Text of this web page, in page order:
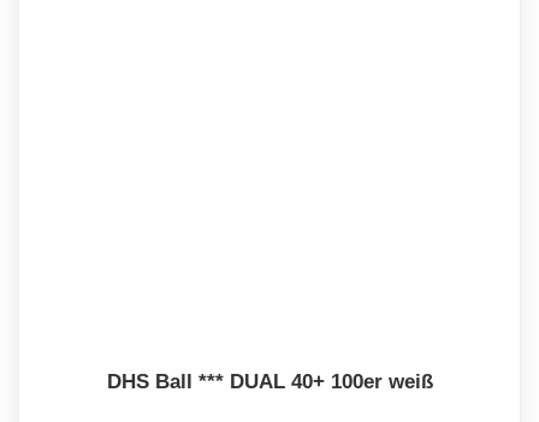
DHS Ball *** DUAL 40+ 100er weiß